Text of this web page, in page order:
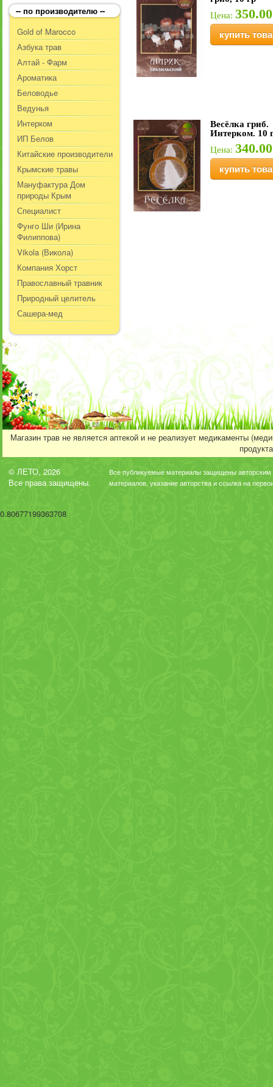
-- по производителю --
Gold of Marocco
Азбука трав
Алтай - Фарм
Ароматика
Беловодье
Ведунья
Интерком
ИП Белов
Китайские производители
Крымские травы
Мануфактура Дом
природы Крым
Специалист
Фунго Ши (Ирина
Филиппова)
Vikola (Викола)
Компания Хорст
Православный травник
Природный целитель
Сашера-мед
Цена:
купить
Весёлка гриб.
Интерком. 10
Цена:
купить
Магазин трав не является аптекой и не реализует медикаменты
© ЛЕТО, 2026
Все права защищены.
Все публикуемые материалы защищены авторским
материалов, указание авторства и ссылка на
0.80677199363708